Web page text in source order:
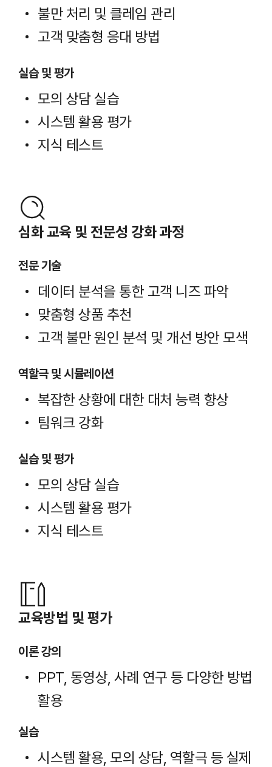
불만 처리 및 클레임 관리
고객 맞춤형 응대 방법
실습 및 평가
모의 상담 실습
시스템 활용 평가
지식 테스트
심화 교육 및 전문성 강화 과정
전문 기술
데이터 분석을 통한 고객 니즈 파악
맞춤형 상품 추천
고객 불만 원인 분석 및 개선 방안 모색
역할극 및 시뮬레이션
복잡한 상황에 대한 대처 능력 향상
팀워크 강화
실습 및 평가
모의 상담 실습
시스템 활용 평가
지식 테스트
교육방법 및 평가
이론 강의
PPT, 동영상, 사례 연구 등 다양한 방법
활용
실습
시스템 활용, 모의 상담, 역할극 등 실제